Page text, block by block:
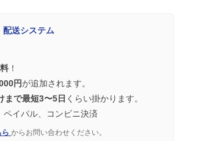
配送システム
！
円が追加されます。
まで最短3〜5日 くらい掛かります。
ペイパル、コンビニ決済
ら からお問い合わせください。